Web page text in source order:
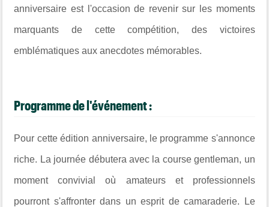
anniversaire est l'occasion de revenir sur les moments
marquants de cette compétition, des victoires
emblématiques aux anecdotes mémorables.
Programme de l'événement :
Pour cette édition anniversaire, le programme s'annonce
riche. La journée débutera avec la course gentleman, un
moment convivial où amateurs et professionnels
pourront s'affronter dans un esprit de camaraderie. Le